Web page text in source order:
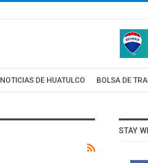
NOTICIAS DE HUATULCO BOLSA DE
STAY